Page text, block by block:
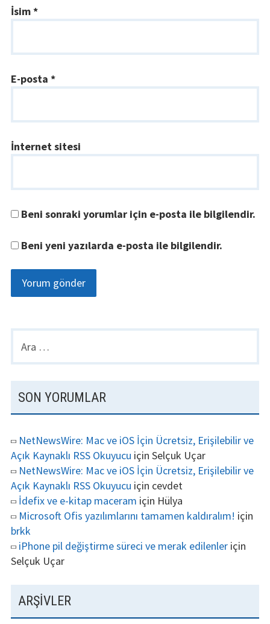
İsim*
E-posta *
İnternet sitesi
Beni sonraki yorumlar için e-posta ile bilgilendir.
Beni yeni yazılarda e-posta ile bilgilendir.
YANBAR
Arama:
SON YORUMLAR
NetNewsWire: Mac ve iOS İçin Ücretsiz, Erişilebilir ve
Açık Kaynaklı RSS Okuyucu için Selçuk Uçar
NetNewsWire: Mac ve iOS İçin Ücretsiz, Erişilebilir ve
Açık Kaynaklı RSS Okuyucu için cevdet
İdefix ve e-kitap maceram için Hülya
Microsoft Ofis yazılımlarını tamamen kaldıralım! için
brkk
iPhone pil değiştirme süreci ve merak edilenleriçin
Selçuk Uçar
ARŞIVLER